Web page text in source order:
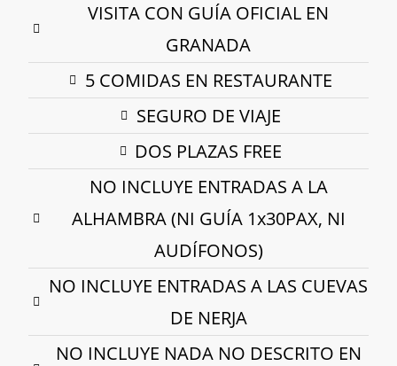
VISITA CON GUÍA OFICIAL EN
GRANADA
5 COMIDAS EN RESTAURANTE
SEGURO DE VIAJE
DOS PLAZAS FREE
NO INCLUYE ENTRADAS A LA
ALHAMBRA (NI GUÍA 1x30PAX, NI
AUDÍFONOS)
NO INCLUYE ENTRADAS A LAS CUEVAS
DE NERJA
NO INCLUYE NADA NO DESCRITO EN